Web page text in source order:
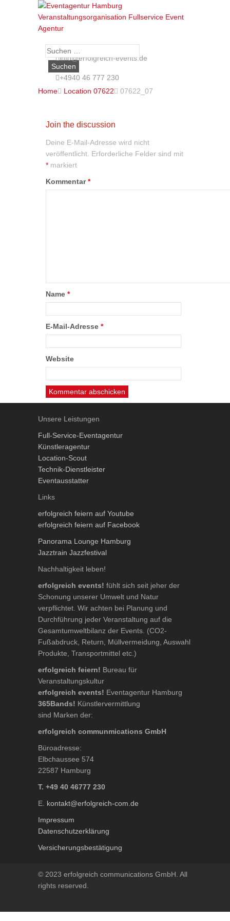
Suche
nach:info@erfolgreich-events.de
+4940 46 777 230
Home Location 07622 07622_07
Join the discussion
Deine E-Mail-Adresse wird nicht
veröffentlicht. Erforderliche Felder sind mit
* markiert
Kommentar*
Name *
E-Mail-Adresse *
Website
Unsere Leistungen
Full-Service-Eventagentur
Künstleragentur
Location-Scout
Technik-Dienstleister
Eventausstatter
Links
erfolgreich feiern auf Youtube
erfolgreich feiern auf Facebook
Panorama Lounge Hamburg
Jazztrain Jazzfestival
Nachhaltigkeit leben!
erfolgreich events! fühlt sich seit jeher der
Schonung unserer Umwelt und Natur
verpflichtet. Wir achten bei Planung und
Durchführung jeder Veranstaltung auf die
Gesamtumweltbilanz der Events. (CO2-
Fußabdruck, Return, Müllvermeidung, Auswahl
Produkte, Transportmittel etc.)
erfolgreich feiern! Bureau für
Veranstaltungskultur
erfolgreich events! Eventagentur Hamburg
365Bands! Künstlervermittlung
sind Marken der:
erfolgreich communmications GmbH
Büroadresse:
Elbchaussee 574
22587 Hamburg
T. +49 40 46777 230
E. kontakt@erfolgreich-com.de
Impressum
Datenschutzerklärung
Versicherungsbestätigung
© 2023 erfolgreich communications GmbH. All
rights reserved.